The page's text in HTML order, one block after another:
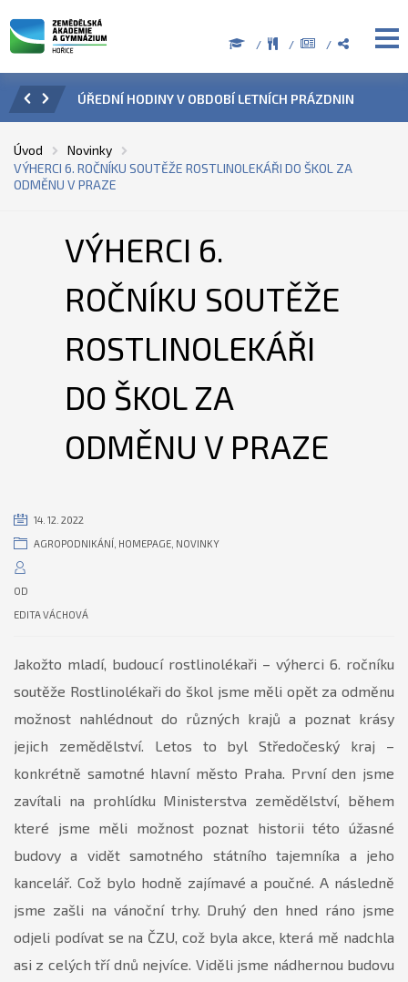
ÚŘEDNÍ HODINY V OBDOBÍ LETNÍCH PRÁZDNIN
Úvod
Novinky
VÝHERCI 6. ROČNÍKU SOUTĚŽE ROSTLINOLEKÁŘI DO ŠKOL ZA
ODMĚNU V PRAZE
VÝHERCI 6.
ROČNÍKU SOUTĚŽE
ROSTLINOLEKÁŘI
DO ŠKOL ZA
ODMĚNU V PRAZE
14. 12. 2022
AGROPODNIKÁNÍ HOMEPAGE NOVINKY
OD
EDITA VÁCHOVÁ
Jakožto mladí, budoucí rostlinolékaři – výherci 6. ročníku
soutěže Rostlinolékaři do škol jsme měli opět za odměnu
možnost nahlédnout do různých krajů a poznat krásy
jejich zemědělství. Letos to byl Středočeský kraj –
konkrétně samotné hlavní město Praha. První den jsme
zavítali na prohlídku Ministerstva zemědělství, během
které jsme měli možnost poznat historii této úžasné
budovy a vidět samotného státního tajemníka a jeho
kancelář. Což bylo hodně zajímavé a poučné. A následně
jsme zašli na vánoční trhy. Druhý den hned ráno jsme
odjeli podívat se na ČZU, což byla akce, která mě nadchla
asi z celých tří dnů nejvíce. Viděli jsme nádhernou budovu